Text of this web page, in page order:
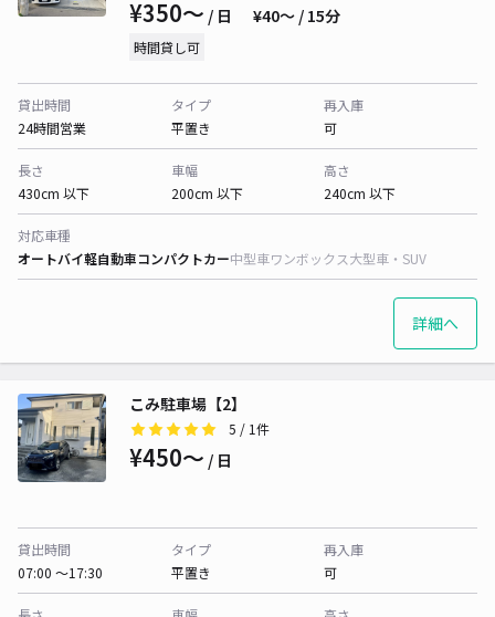
¥350〜 / 日 ¥40〜 / 15分
時間貸し可
貸出時間
24時間営業
タイプ
平置き
再入庫
可
長さ
430cm 以下
車幅
200cm 以下
高さ
240cm 以下
対応車種
オートバイ軽自動車コンパクトカー中型車ワンボックス大型車・SUV
詳細へ
こみ駐車場【2】
5 / 1件
¥450〜 / 日
貸出時間
07:00 〜17:30
タイプ
平置き
再入庫
可